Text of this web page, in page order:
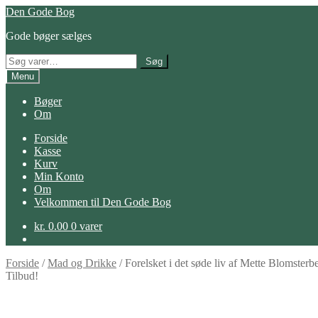
Spring
navigation
Spring
indhold
Den Gode Bog
Gode bøger sælges
Søg
efter:
Søg
Menu
Bøger
Om
Forside
Kasse
Kurv
Min Konto
Om
Velkommen til Den Gode Bog
kr. 0.00 0 varer
Forside /Mad og Drikke /Forelsket i det søde liv af Mette
Tilbud!